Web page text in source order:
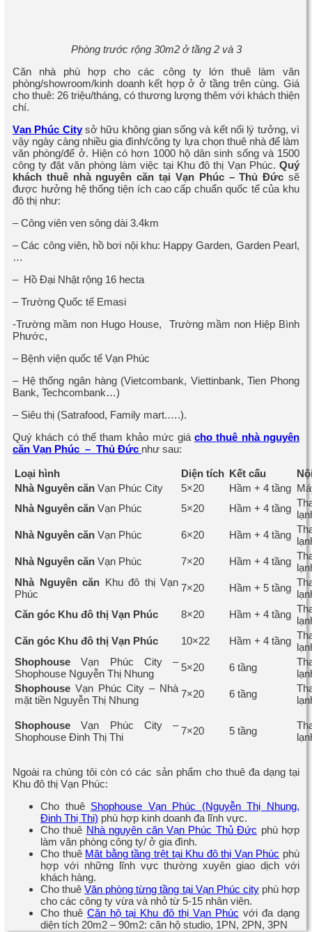
Phòng trước rộng 30m2 ở tầng 2 và 3
Căn nhà phù hợp cho các công ty lớn thuê làm văn
phòng/showroom/kinh doanh kết hợp ở ở tầng trên cùng. Giá
cho thuê: 26 triệu/tháng, có thương lượng thêm với khách thiện
chí.
Vạn Phúc Citysở hữu không gian sống và kết nối lý tưởng, vì
vậy ngày càng nhiều gia đình/công ty lựa chọn thuê nhà để làm
văn phòng/để ở. Hiện có hơn 1000 hộ dân sinh sống và 1500
công ty đặt văn phòng làm việc tại Khu đô thị Vạn Phúc. Quý
khách thuê nhà nguyên căn tại Vạn Phúc – Thủ Đức sẽ
được hưởng hệ thống tiện ích cao cấp chuẩn quốc tế của khu
đô thị như:
– Công viên ven sông dài 3.4km
– Các công viên, hồ bơi nội khu: Happy Garden, Garden Pearl,
…
– Hồ Đại Nhật rộng 16 hecta
– Trường Quốc tế Emasi
-Trường mầm non Hugo House, Trường mầm non Hiệp Bình
Phước,
– Bệnh viện quốc tế Vạn Phúc
– Hệ thống ngân hàng (Vietcombank, Viettinbank, Tien Phong
Bank, Techcombank…)
– Siêu thị (Satrafood, Family mart.….).
Quý khách có thể tham khảo mức giácho thuê nhà nguyên
căn Vạn Phúc – Thủ Đức như sau:
Loại hình Diện tích Kết cấu
Nhà Nguyên căn Vạn Phúc City 5×20 Hầm + 4 tầng
Nhà Nguyên căn Vạn Phúc 5×20 Hầm + 4 tầng
Nhà Nguyên căn Vạn Phúc 6×20 Hầm + 4 tầng
Nhà Nguyên căn Vạn Phúc 7×20 Hầm + 4 tầng
Nhà Nguyên căn Khu đô thị Vạn
Phúc
7×20 Hầm + 5 tầng
Căn góc Khu đô thị Vạn Phúc
8×20 Hầm + 4 tầng
Căn góc Khu đô thị Vạn Phúc
10×22 Hầm + 4 tầng
Shophouse Vạn Phúc City –
Shophouse Nguyễn Thị Nhung
5×20 6 tầng
Shophouse Vạn Phúc City – Nhà
mặt tiền Nguyễn Thị Nhung
7×20 6 tầng
ShophouseVạn Phúc City –
Shophouse Đinh Thị Thi
7×20 5 tầng
Ngoài ra chúng tôi còn có các sản phẩm cho thuê đa dạng tại
Khu đô thị Vạn Phúc:
Cho thuê Shophouse Vạn Phúc (Nguyễn Thị Nhung,
Đinh Thị Thi) phù hợp kinh doanh đa lĩnh vực.
Cho thuê Nhà nguyên căn Vạn Phúc Thủ Đức phù hợp
làm văn phòng công ty/ ở gia đình.
Cho thuê Măt bằng tầng trệt tại Khu đô thị Vạn Phúc phù
hợp với những lĩnh vực thường xuyên giao dịch với
khách hàng.
Cho thuêVăn phòng từng tầng tại Vạn Phúc cityphù hợp
cho các công ty vừa và nhỏ từ 5-15 nhân viên.
Cho thuêCăn hộ tại Khu đô thị Vạn Phúc với đa dạng
diện tích 20m2 – 90m2: căn hộ studio, 1PN, 2PN, 3PN